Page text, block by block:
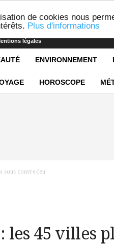
de cookies nous
Plus d'informations
légales
ENVIRONNEMENT
HOROSCOPE
sous couvre-feu
les 45 villes